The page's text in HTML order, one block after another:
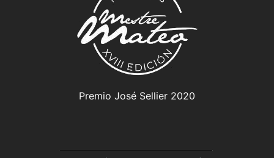
Premio José Sellier 2020